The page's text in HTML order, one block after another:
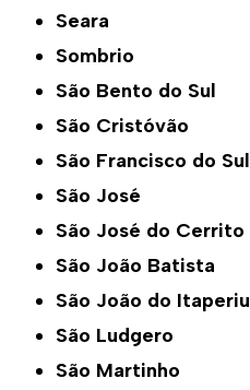
Seara
Sombrio
São Bento do Sul
São Cristóvão
São Francisco do Sul
São José
São José do Cerrito
São João Batista
São João do Itaperiu
São Ludgero
São Martinho